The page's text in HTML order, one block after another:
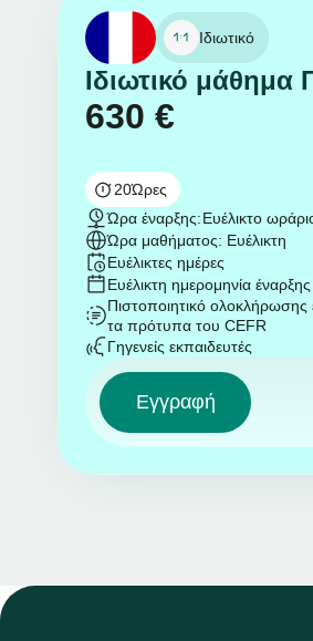
Ιδιωτικό
Ιδιωτικό μάθημα
630 €
20Ώρες
Ώρα έναρξης:Ευέλικτο
Ώρα μαθήματος: Ευέλικτη
Ευέλικτες ημέρες
Ευέλικτη ημερομηνία έναρξης
Πιστοποιητικό
τα πρότυπα του CEFR
Γηγενείς εκπαιδευτές
Εγγραφή